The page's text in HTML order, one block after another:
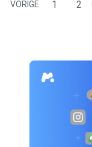
VORIGE 1 2